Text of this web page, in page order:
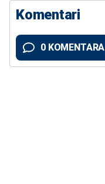
Komentari
0 KOMENTARA